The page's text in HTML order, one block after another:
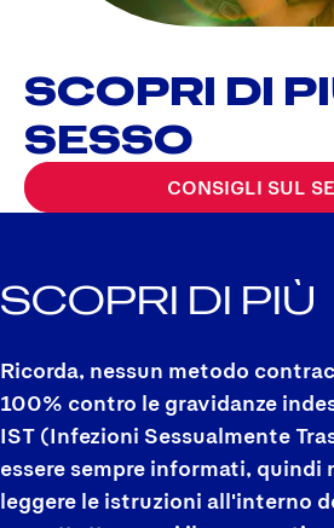
SCOPRI DI
SESSO
CONSIGLI SUL
SCOPRI DI PIÙ
Ricorda, nessun metodo
100% contro le gravidanze
IST (Infezioni Sessualmente
essere sempre informati,
leggere le istruzioni all'interno